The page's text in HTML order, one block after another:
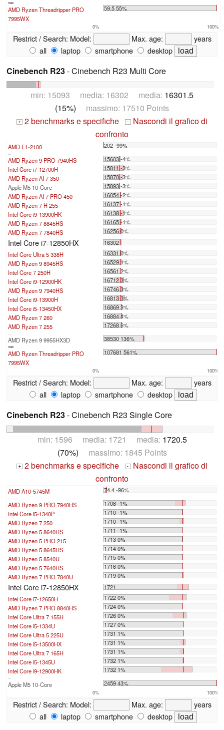
max:
AMD Ryzen Threadripper PRO
7995WX
59.5 55%
0% 100%
Restrict / Search: Model: Max. age:
years
all
laptop smartphone desktop
Cinebench R23- Cinebench R23 Multi Core
min: 15093 media: 16302 media: 16301.5
(15%) massimo: 17510 Points
+ 2 benchmarks e specifiche - Nascondi il grafico di
confronto
AMD E1-2100 202 -99%
...
AMD Ryzen 9 PRO 7940HS
15603 -4%
Intel Core i7-12700H
15811 -3%
AMD Ryzen AI 7 350
15870 -3%
Apple M5 10-Core
15893 -3%
AMD Ryzen AI 7 PRO 450
16054 -2%
AMD Ryzen 7 H 255
16137 -1%
Intel Core i9-13900HK
16138 -1%
AMD Ryzen 7 8845HS
16165 -1%
AMD Ryzen 7 7840HS
16256 0%
Intel Core i7-12850HX
16302
Intel Core Ultra 5 338H
16331 0%
AMD Ryzen 9 8945HS
16529 1%
Intel Core 7 250H
16561 2%
Intel Core i9-12900HK
16712 3%
AMD Ryzen 9 7940HS
16746 3%
Intel Core i9-13900H
16813 3%
Intel Core i5-13450HX
16869 3%
AMD Ryzen 7 260
16884 4%
AMD Ryzen 7 255
17268 6%
...
AMD Ryzen 9 9955HX3D 38530 136%
max:
AMD Ryzen Threadripper PRO
7995WX
107681 561%
0% 100%
Restrict / Search: Model: Max. age:
years
all
laptop smartphone desktop
Cinebench R23- Cinebench R23 Single Core
min: 1596 media: 1721 media: 1720.5
(70%) massimo: 1845 Points
+ 2 benchmarks e specifiche - Nascondi il grafico di
confronto
AMD A10-5745M 74.4 -96%
...
AMD Ryzen 9 PRO 7940HS
1708 -1%
Intel Core i5-1340P
1710 -1%
AMD Ryzen 7 250
1710 -1%
AMD Ryzen 5 8640HS
1711 -1%
AMD Ryzen 5 PRO 215
1713 0%
AMD Ryzen 5 8645HS
1714 0%
AMD Ryzen 5 8540U
1715 0%
AMD Ryzen 5 7640HS
1716 0%
AMD Ryzen 7 PRO 7840U
1719 0%
Intel Core i7-12850HX
1721
Intel Core i7-12650H
1722 0%
AMD Ryzen 7 PRO 8840HS
1724 0%
Intel Core Ultra 7 155H
1726 0%
Intel Core i5-1334U
1727 0%
Intel Core Ultra 5 225U
1731 1%
Intel Core i5-13500HX
1731 1%
Intel Core Ultra 7 165H
1731 1%
Intel Core i5-1345U
1732 1%
Intel Core i9-12900HK
1732 1%
...
Apple M5 10-Core 2459 43%
0% 100%
Restrict / Search: Model: Max. age:
years
all
laptop smartphone desktop